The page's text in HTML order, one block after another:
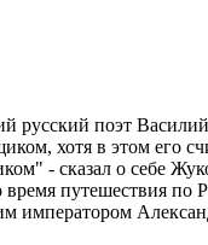
русский поэт
хотя в этом его
- сказал о себе
путешествия по
императором